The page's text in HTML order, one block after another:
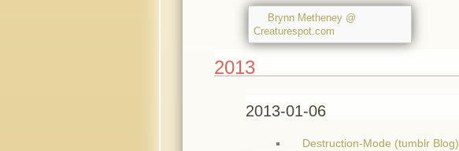
Brynn Metheney @
Creaturespot.com
2013
2013-01-06
Destruction-Mode (tumblr Blog)